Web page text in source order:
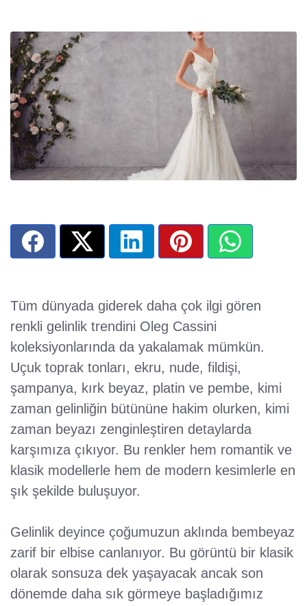
Tüm dünyada giderek daha çok ilgi gören
renkli gelinlik trendini Oleg Cassini
koleksiyonlarında da yakalamak mümkün.
Uçuk toprak tonları, ekru, nude, fildişi,
şampanya, kırk beyaz, platin ve pembe, kimi
zaman gelinliğin bütününe hakim olurken, kimi
zaman beyazı zenginleştiren detaylarda
karşımıza çıkıyor. Bu renkler hem romantik ve
klasik modellerle hem de modern kesimlerle en
şık şekilde buluşuyor.
Gelinlik deyince çoğumuzun aklında bembeyaz
zarif bir elbise canlanıyor. Bu görüntü bir klasik
olarak sonsuza dek yaşayacak ancak son
dönemde daha sık görmeye başladığımız